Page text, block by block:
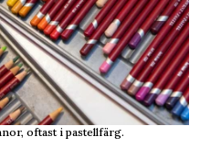
oftast i pastellfärg.